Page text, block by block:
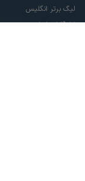
لیگ برتر انگلیس
لالیگا اسپانیا